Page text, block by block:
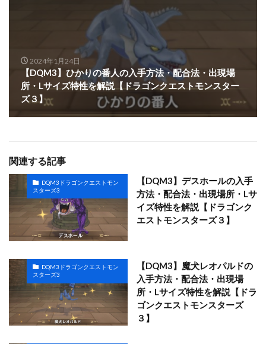
2024年1月24日
【DQM3】ひかりの番人の入手方法・配合法・出現場
所・Lサイズ特性を解説【ドラゴンクエストモンスター
ズ３】
関連する記事
DQM3ドラゴンクエストモン
スターズ3
【DQM3】デスホールの入手
方法・配合法・出現場所・Lサ
イズ特性を解説【ドラゴンク
エストモンスターズ３】
DQM3ドラゴンクエストモン
スターズ3
【DQM3】魔犬レオパルドの
入手方法・配合法・出現場
所・Lサイズ特性を解説【ドラ
ゴンクエストモンスターズ
３】